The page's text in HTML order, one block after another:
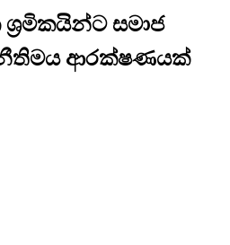
ශ්‍රමිකයින්ට සමාජ
ආරක්ෂණයක්